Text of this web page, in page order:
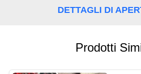
DETTAGLI DI
Prodotti